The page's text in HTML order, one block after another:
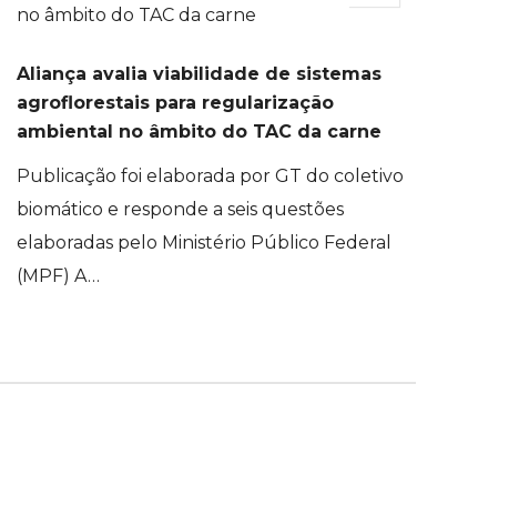
Aliança avalia viabilidade de sistemas
agroflorestais para regularização
ambiental no âmbito do TAC da carne
Publicação foi elaborada por GT do coletivo
biomático e responde a seis questões
elaboradas pelo Ministério Público Federal
(MPF) A…